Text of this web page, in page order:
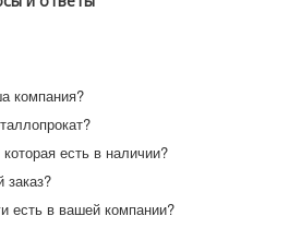
компания?
есть в наличии?
заказ?
есть в вашей компании?